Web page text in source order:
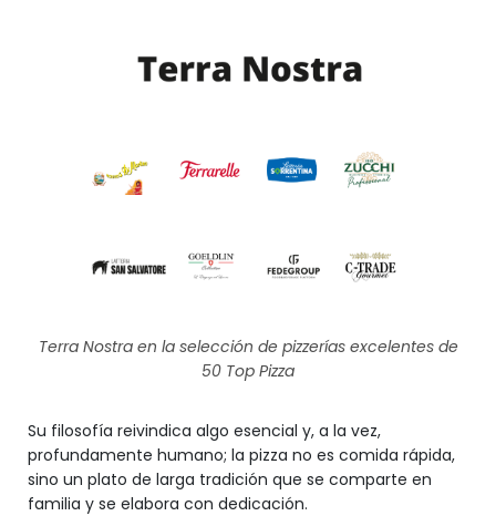
Terra Nostra en la selección de pizzerías excelentes de
50 Top Pizza
Su filosofía reivindica algo esencial y, a la vez,
profundamente humano; la pizza no es comida rápida,
sino un plato de larga tradición que se comparte en
familia y se elabora con dedicación.